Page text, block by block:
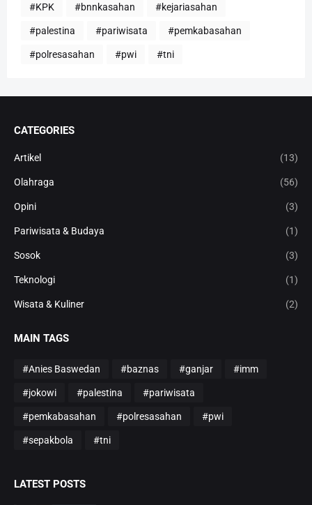
#KPK #bnnkasahan #kejariasahan
#palestina #pariwisata #pemkabasahan
#polresasahan #pwi #tni
CATEGORIES
Artikel (13)
Olahraga (56)
Opini (3)
Pariwisata & Budaya (1)
Sosok (3)
Teknologi (1)
Wisata & Kuliner (2)
MAIN TAGS
#Anies Baswedan #baznas #ganjar #imm
#jokowi #palestina #pariwisata
#pemkabasahan #polresasahan #pwi
#sepakbola #tni
LATEST POSTS